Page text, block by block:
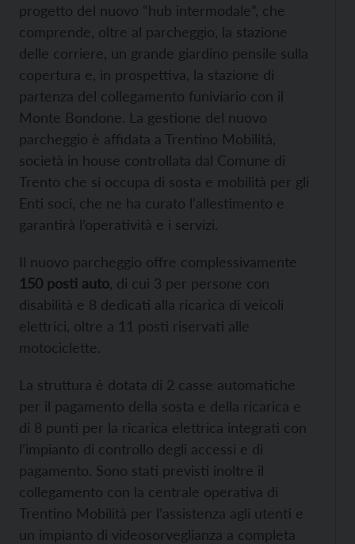
progetto del nuovo “hub intermodale”, che
comprende, oltre al parcheggio, la stazione
delle corriere, un grande giardino pensile sulla
copertura e, in prospettiva, la stazione di
partenza del collegamento funiviario con il
Monte Bondone. La gestione del nuovo
parcheggio è affidata a Trentino Mobilità,
società in house controllata dal Comune di
Trento che si occupa di sosta e mobilità per gli
Enti soci, che ne ha curato l’allestimento e
garantirà l’operatività e i servizi.
Il nuovo parcheggio offre complessivamente
150 posti auto , di cui 3 per persone con
disabilità e 8 dedicati alla ricarica di veicoli
elettrici, oltre a 11 posti riservati alle
motociclette.
La struttura è dotata di 2 casse automatiche
per il pagamento della sosta e della ricarica e
di 8 punti per la ricarica elettrica integrati con
l’impianto di controllo degli accessi e di
pagamento. Sono stati previsti inoltre il
collegamento con la centrale operativa di
Trentino Mobilità per l’assistenza agli utenti e
un impianto di videosorveglianza a completa